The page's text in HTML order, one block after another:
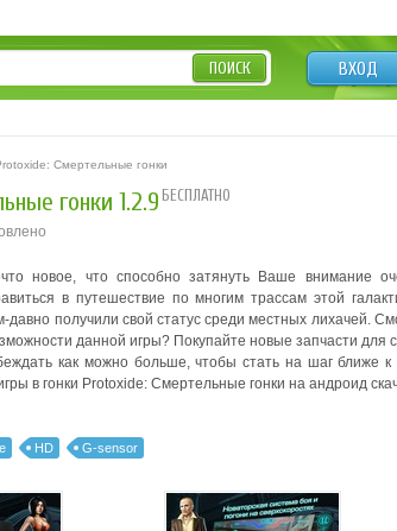
ВХОД
ПОИСК
Смертельные гонки
гонки 1.2.9 БЕСПЛАТНО
новое, что способно затянуть Ваше внимание
в путешествие по многим трассам этой
давно получили свой статус среди местных лихачей.
данной игры? Покупайте новые запчасти для
как можно больше, чтобы стать на шаг ближе к
в гонки Protoxide: Смертельные гонки на андроид
HD G-sensor